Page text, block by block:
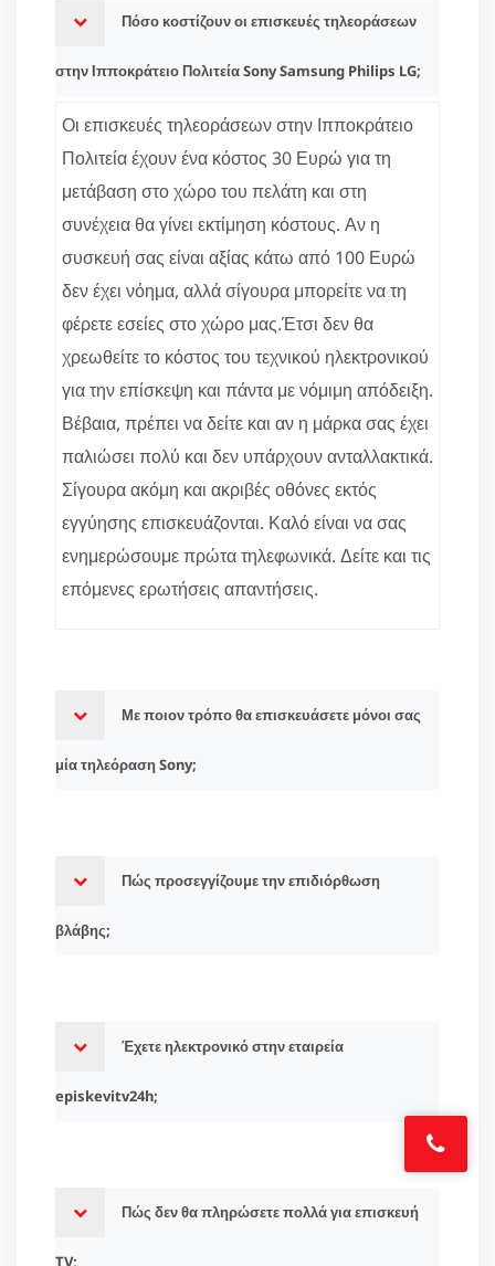
Πόσο κοστίζουν οι επισκευές τηλεοράσεων
στην Ιπποκράτειο Πολιτεία Sony Samsung Philips LG;
Οι επισκευές τηλεοράσεων στην Ιπποκράτειο
Πολιτεία έχουν ένα κόστος 30 Ευρώ για τη
μετάβαση στο χώρο του πελάτη και στη
συνέχεια θα γίνει εκτίμηση κόστους. Αν η
συσκευή σας είναι αξίας κάτω από 100 Ευρώ
δεν έχει νόημα, αλλά σίγουρα μπορείτε να τη
φέρετε εσείες στο χώρο μας.Έτσι δεν θα
χρεωθείτε το κόστος του τεχνικού ηλεκτρονικού
για την επίσκεψη και πάντα με νόμιμη απόδειξη.
Βέβαια, πρέπει να δείτε και αν η μάρκα σας έχει
παλιώσει πολύ και δεν υπάρχουν ανταλλακτικά.
Σίγουρα ακόμη και ακριβές οθόνες εκτός
εγγύησης επισκευάζονται. Καλό είναι να σας
ενημερώσουμε πρώτα τηλεφωνικά. Δείτε και τις
επόμενες ερωτήσεις απαντήσεις.
Με ποιον τρόπο θα επισκευάσετε μόνοι σας
μία τηλεόραση Sony;
Πώς προσεγγίζουμε την επιδιόρθωση
βλάβης;
Έχετε ηλεκτρονικό στην εταιρεία
episkevitv24h;
Πώς δεν θα πληρώσετε πολλά για επισκευή
TV;